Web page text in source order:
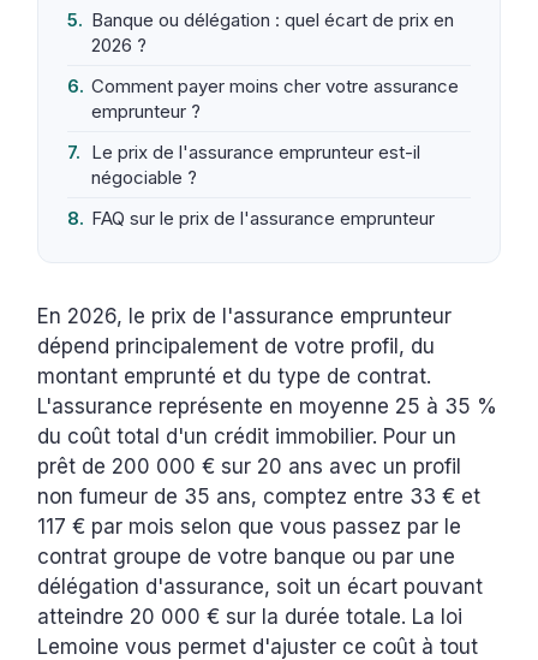
Banque ou délégation : quel écart de prix en
2026 ?
Comment payer moins cher votre assurance
emprunteur ?
Le prix de l'assurance emprunteur est-il
négociable ?
FAQ sur le prix de l'assurance emprunteur
En 2026, le prix de l'assurance emprunteur
dépend principalement de votre profil, du
montant emprunté et du type de contrat.
L'assurance représente en moyenne 25 à 35 %
du coût total d'un crédit immobilier. Pour un
prêt de 200 000 € sur 20 ans avec un profil
non fumeur de 35 ans, comptez entre 33 € et
117 € par mois selon que vous passez par le
contrat groupe de votre banque ou par une
délégation d'assurance, soit un écart pouvant
atteindre 20 000 € sur la durée totale. La loi
Lemoine vous permet d'ajuster ce coût à tout